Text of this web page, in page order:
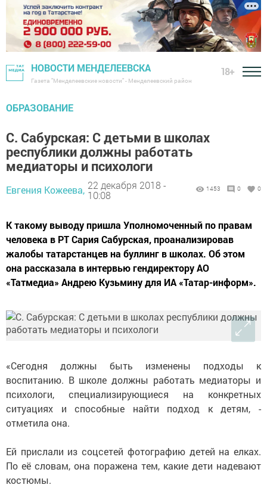
НОВОСТИ МЕНДЕЛЕЕВСКА
Газета "Менделеевские новости" - Менделеевский район
18+
ОБРАЗОВАНИЕ
С. Сабурская: С детьми в школах
республики должны работать
медиаторы и психологи
Евгения Кожеева, 22 декабря 2018 -
10:08
1453 0 0
К такому выводу пришла Уполномоченный по правам
человека в РТ Сария Сабурская, проанализировав
жалобы татарстанцев на буллинг в школах. Об этом
она рассказала в интервью гендиректору АО
«Татмедиа» Андрею Кузьмину для ИА «Татар-информ».
«Сегодня должны быть изменены подходы к
воспитанию. В школе должны работать медиаторы и
психологи, специализирующиеся на конкретных
ситуациях и способные найти подход к детям, -
отметила она.
Ей прислали из соцсетей фотографию детей на елках.
По её словам, она поражена тем, какие дети надевают
костюмы.